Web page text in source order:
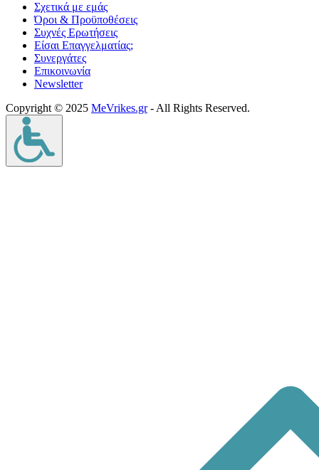
Σχετικά με εμάς
Όροι & Προϋποθέσεις
Συχνές Ερωτήσεις
Είσαι Επαγγελματίας;
Συνεργάτες
Επικοινωνία
Νewsletter
Copyright © 2025 MeVrikes.gr- All Rights Reserved.